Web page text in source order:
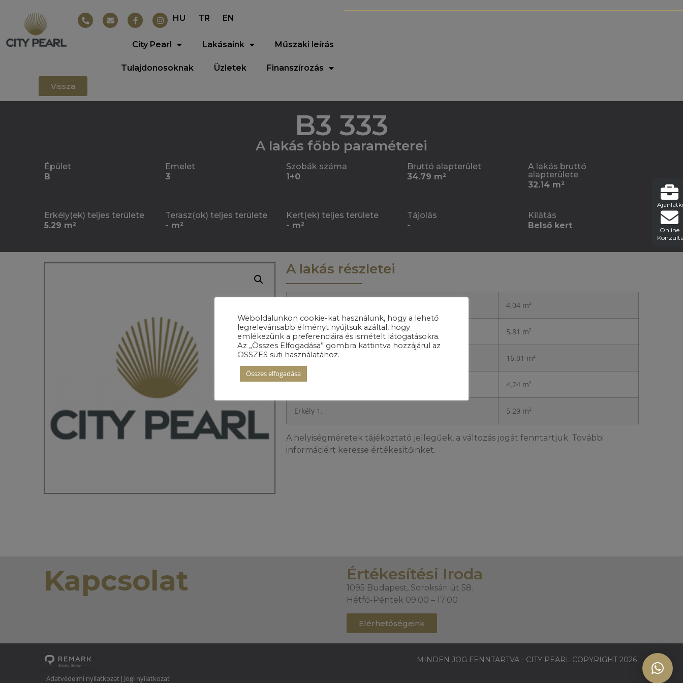
HU TR EN
City Pearl Lakásaink Műszaki leírás
Tulajdonosoknak Üzletek Finanszírozás
Online
Vissza
B3 333
A lakás főbb paraméterei
Épület
B
Emelet
3
Szobák száma
1+0
Bruttó alapterület
34.79 m²
A lakás bruttó
alapterülete
32.14 m²
Erkély(ek) teljes területe
5.29 m²
Terasz(ok) teljes területe
- m²
Kert(ek) teljes területe
- m²
Tájolás
-
Kilátás
Belső kert
A lakás részletei
4,04 m²
Konyha 5,81 m²
Nappali+étkező 16,01 m²
Fürdőszoba 1. 4,24 m²
Erkély 1. 5,29 m²
A helyiségméretek tájékoztató jellegűek, a változás jogát fenntartjuk. További
informáciért keresse értékesítőinket.
Kapcsolat Értékesítési Iroda
1095 Budapest, Soroksári út 58.
Hétfő-Péntek 09:00 – 17:00
Elérhetőségeink
Adatvédelmi nyilatkozat | Jogi nyilatkozat
MINDEN JOG FENNTARTVA - CITY PEARL COPYRIGHT 2026
Weboldalunkon cookie-kat használunk, hogy a lehető
legrelevánsabb élményt nyújtsuk azáltal, hogy
emlékezünk a preferenciáira és ismételt látogatásokra.
Az „Összes Elfogadása” gombra kattintva hozzájárul az
ÖSSZES süti használatához.
Összes elfogadása